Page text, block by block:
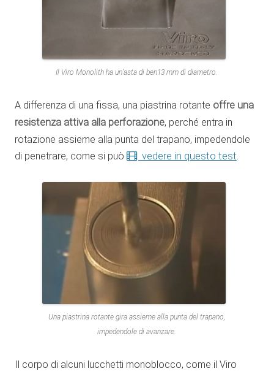
Il Viro Monolith ha un’asta di ben13 mm di diametro.
A differenza di una fissa, una piastrina rotante offre una
resistenza attiva alla perforazione, perché entra in
rotazione assieme alla punta del trapano, impedendole
di penetrare, come si può
vedere in questo test.
Una piastrina rotante gira assieme alla punta del trapano,
impedendole di avanzare.
Il corpo di alcuni lucchetti monoblocco, come il Viro